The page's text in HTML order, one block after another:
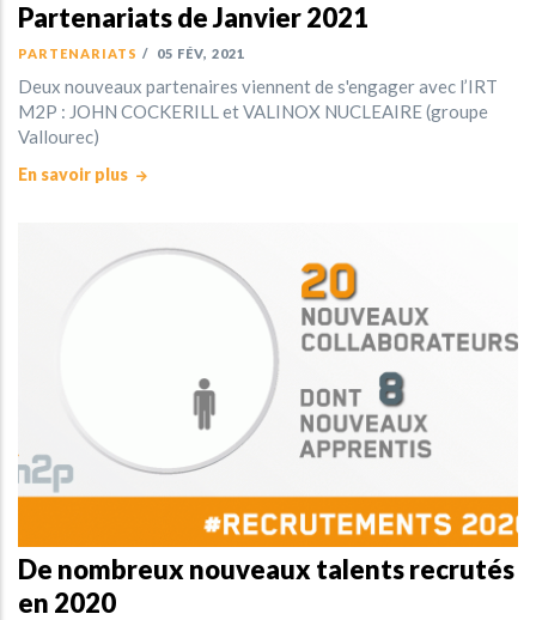
Partenariats de Janvier 2021
PARTENARIATS / 05 FÉV, 2021
Deux nouveaux partenaires viennent de s'engager avec l’IRT
M2P : JOHN COCKERILL et VALINOX NUCLEAIRE (groupe
Vallourec)
En savoir plus
De nombreux nouveaux talents recrutés
en 2020